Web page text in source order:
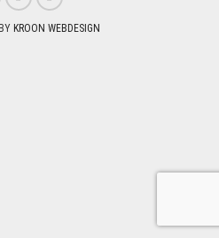
KROON WEBDESIGN